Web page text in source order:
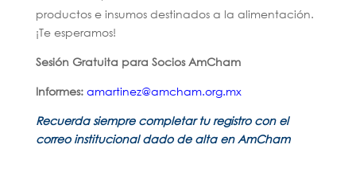
productos e insumos destinados a la alimentación.
¡Te esperamos!
Sesión Gratuita para Socios AmCham
Informes: amartinez@amcham.org.mx
Recuerda siempre completar tu registro con el
correo institucional dado de alta en AmCham